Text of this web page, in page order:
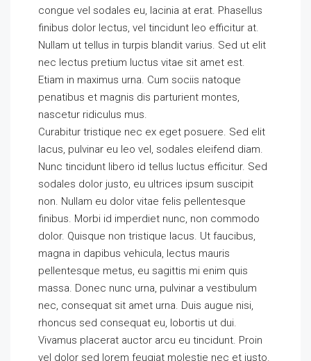
congue vel sodales eu, lacinia at erat. Phasellus
finibus dolor lectus, vel tincidunt leo efficitur at.
Nullam ut tellus in turpis blandit varius. Sed ut elit
nec lectus pretium luctus vitae sit amet est.
Etiam in maximus urna. Cum sociis natoque
penatibus et magnis dis parturient montes,
nascetur ridiculus mus.
Curabitur tristique nec ex eget posuere. Sed elit
lacus, pulvinar eu leo vel, sodales eleifend diam.
Nunc tincidunt libero id tellus luctus efficitur. Sed
sodales dolor justo, eu ultrices ipsum suscipit
non. Nullam eu dolor vitae felis pellentesque
finibus. Morbi id imperdiet nunc, non commodo
dolor. Quisque non tristique lacus. Ut faucibus,
magna in dapibus vehicula, lectus mauris
pellentesque metus, eu sagittis mi enim quis
massa. Donec nunc urna, pulvinar a vestibulum
nec, consequat sit amet urna. Duis augue nisi,
rhoncus sed consequat eu, lobortis ut dui.
Vivamus placerat auctor arcu eu tincidunt. Proin
vel dolor sed lorem feugiat molestie nec et justo.